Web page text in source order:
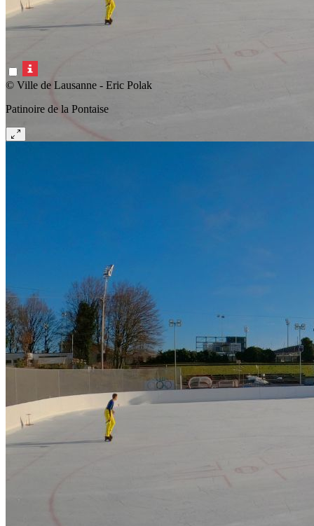
© Ville de Lausanne - Eric Polak
Patinoire de la Pontaise